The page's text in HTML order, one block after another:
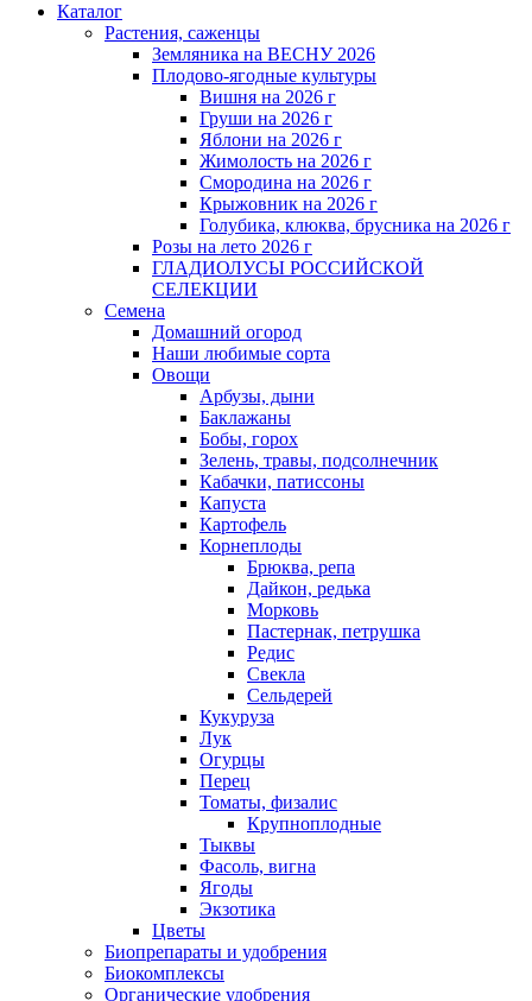
Каталог
Растения, саженцы
Земляника на ВЕСНУ 2026
Плодово-ягодные культуры
Вишня на 2026 г
Груши на 2026 г
Яблони на 2026 г
Жимолость на 2026 г
Смородина на 2026 г
Крыжовник на 2026 г
Голубика, клюква, брусника на 2026 г
Розы на лето 2026 г
ГЛАДИОЛУСЫ РОССИЙСКОЙ
СЕЛЕКЦИИ
Семена
Домашний огород
Наши любимые сорта
Овощи
Арбузы, дыни
Баклажаны
Бобы, горох
Зелень, травы, подсолнечник
Кабачки, патиссоны
Капуста
Картофель
Корнеплоды
Брюква, репа
Дайкон, редька
Морковь
Пастернак, петрушка
Редис
Свекла
Сельдерей
Кукуруза
Лук
Огурцы
Перец
Томаты, физалис
Крупноплодные
Тыквы
Фасоль, вигна
Ягоды
Экзотика
Цветы
Биопрепараты и удобрения
Биокомплексы
Органические удобрения